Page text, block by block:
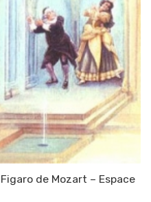
de Mozart – Espace